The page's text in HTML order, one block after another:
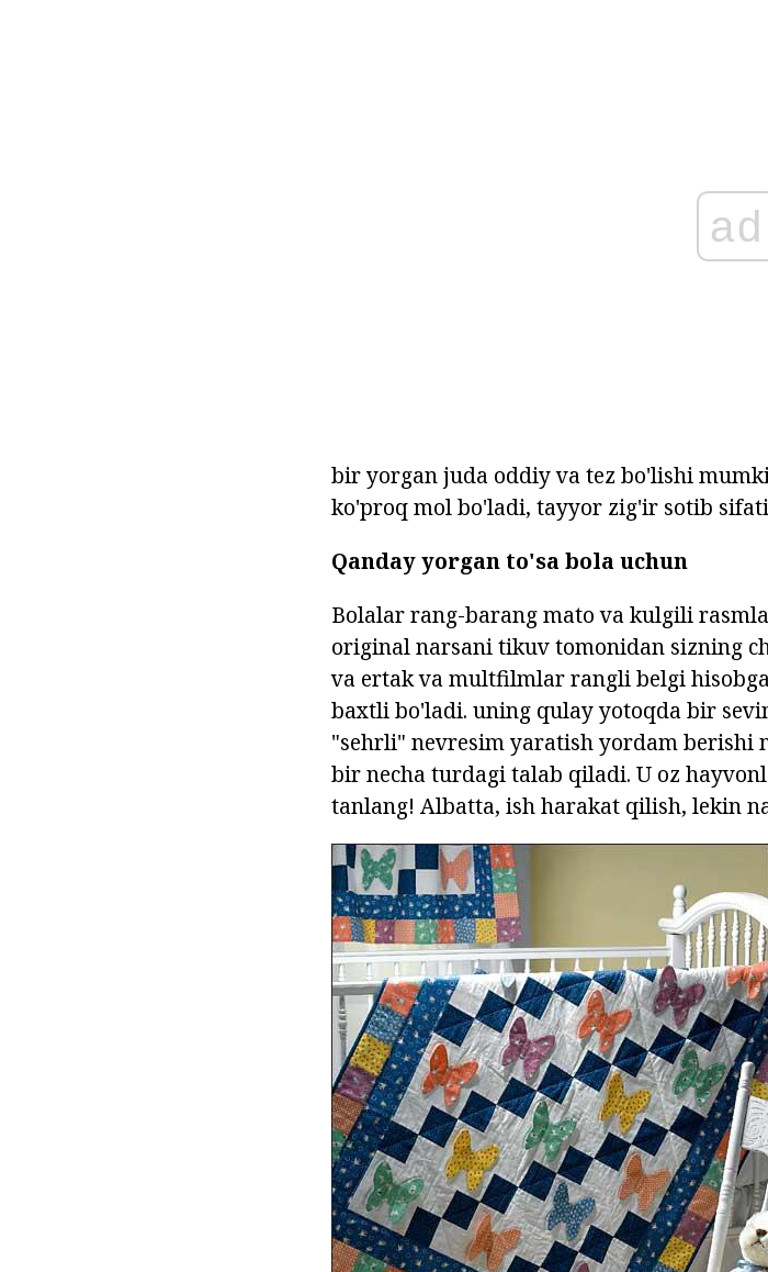
ad
bir yorgan juda oddiy va tez bo'lishi
ko'proq mol bo'ladi, tayyor zig'ir sotib
Qanday yorgan to'sabola uchun
Bolalar rang-barang mato va kulgili
original narsani tikuv tomonidan sizning
va ertak va multfilmlar rangli belgi
baxtli bo'ladi. uning qulay yotoqda bir
"sehrli" nevresim yaratish yordam
bir necha turdagi talab qiladi. U oz
tanlang! Albatta, ish harakat qilish, lekin